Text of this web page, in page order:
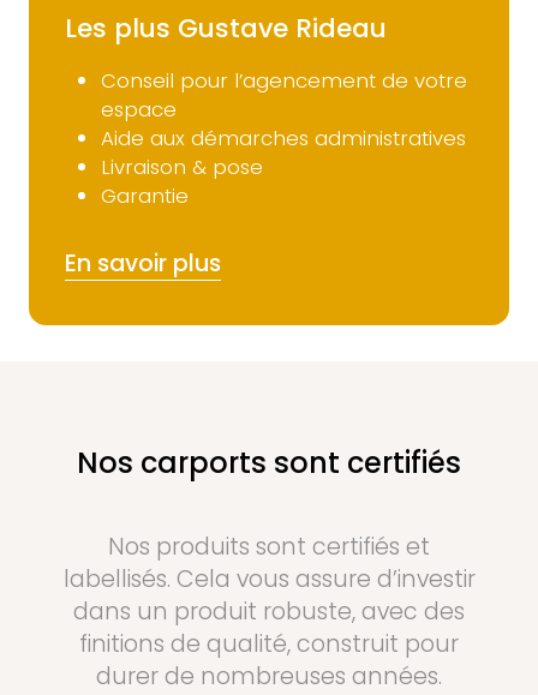
Les plus Gustave Rideau
Conseil pour l’agencement de votre
espace
Aide aux démarches administratives
Livraison & pose
Garantie
En savoir plus
Nos carports sont certifiés
Nos produits sont certifiés et
labellisés. Cela vous assure d’investir
dans un produit robuste, avec des
finitions de qualité, construit pour
durer de nombreuses années.